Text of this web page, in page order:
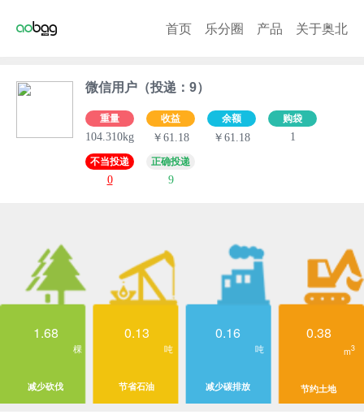
首页 乐分圈 产品 关于奥北
微信用户（投递：9）
重量
104.310kg
收益
￥61.18
余额
￥61.18
购袋
1
不当投递
0
正确投递
9
1.68
棵
减少砍伐
0.13
吨
节省石油
0.16
吨
减少碳排放
0.38
m3
节约土地